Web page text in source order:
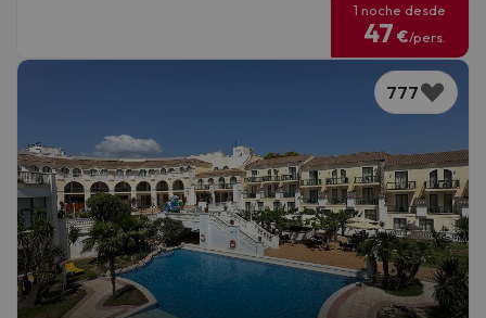
1 noche desde
47 €/pers.
777